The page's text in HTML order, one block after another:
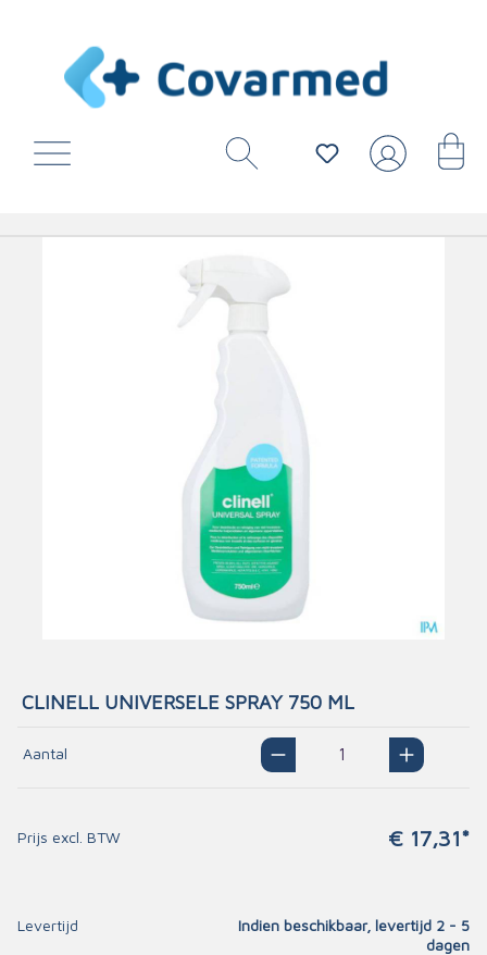
CLINELL UNIVERSELE SPRAY 750 ML
Aantal
Prijs excl. BTW € 17,31*
Levertijd
Indien beschikbaar, levertijd 2 - 5
dagen